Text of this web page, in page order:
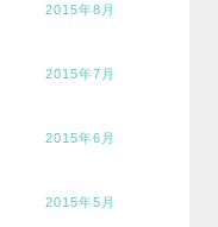
2015年8月
2015年7月
2015年6月
2015年5月